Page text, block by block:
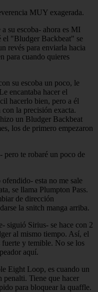
MUY exagerada.
su escoba- ahora es MI
el "Bludger Backbeat" se
revés para enviarla hacia
para cuando quieres
su escoba un poco, le
encantaba hacer el
hacerlo bien, pero a él
con la precisión exacta.
un Bludger Backbeat
los de primero empezaron
pero te robaré un poco de
esta no me sale
se llama Plumpton Pass.
de dirección
la snitch manga arriba.
siguió Sirius- se hace con 2
al mismo tiempo. Así, el
fuerte y temible. No se los
aquí.
Eight Loop, es cuando un
penalti. Tiene que hacer
para bloquear la quaffle.